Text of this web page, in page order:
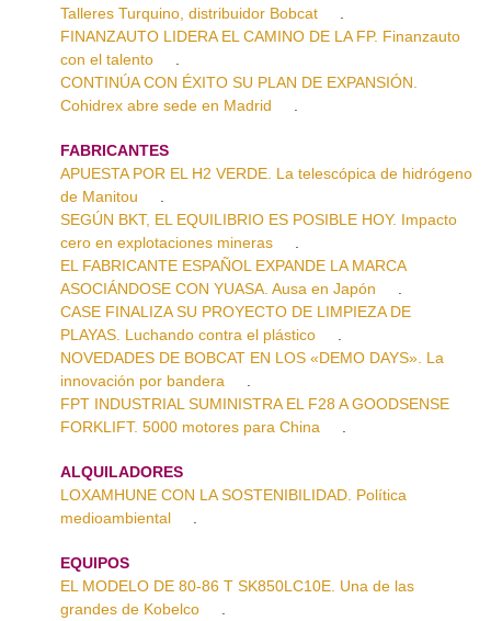
Talleres Turquino, distribuidor Bobcat
FINANZAUTO LIDERA EL CAMINO DE LA FP. Finanzauto
con el talento
CONTINÚA CON ÉXITO SU PLAN DE EXPANSIÓN.
Cohidrex abre sede en Madrid
FABRICANTES
APUESTA POR EL H2 VERDE. La telescópica de hidrógeno
de Manitou
SEGÚN BKT, EL EQUILIBRIO ES POSIBLE HOY. Impacto
cero en explotaciones mineras
EL FABRICANTE ESPAÑOL EXPANDE LA MARCA
ASOCIÁNDOSE CON YUASA. Ausa en Japón
CASE FINALIZA SU PROYECTO DE LIMPIEZA DE
PLAYAS. Luchando contra el plástico
NOVEDADES DE BOBCAT EN LOS «DEMO DAYS». La
innovación por bandera
FPT INDUSTRIAL SUMINISTRA EL F28 A GOODSENSE
FORKLIFT. 5000 motores para China
ALQUILADORES
LOXAMHUNE CON LA SOSTENIBILIDAD. Política
medioambiental
EQUIPOS
EL MODELO DE 80-86 T SK850LC10E. Una de las
grandes de Kobelco